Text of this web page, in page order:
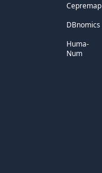
Cepremap
DBnomics
Huma-
Num